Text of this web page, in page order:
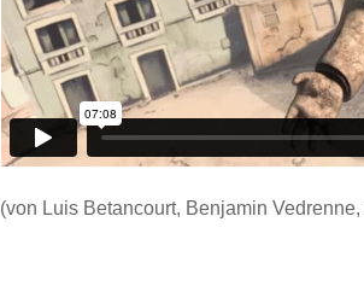
(von Luis Betancourt, Benjamin